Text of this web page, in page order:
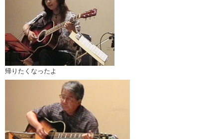
帰りたくなったよ